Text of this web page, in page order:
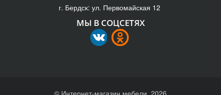
г. Бердск: ул. Первомайская 12
МЫ В СОЦСЕТЯХ
© Интернет-магазин мебели, 2026